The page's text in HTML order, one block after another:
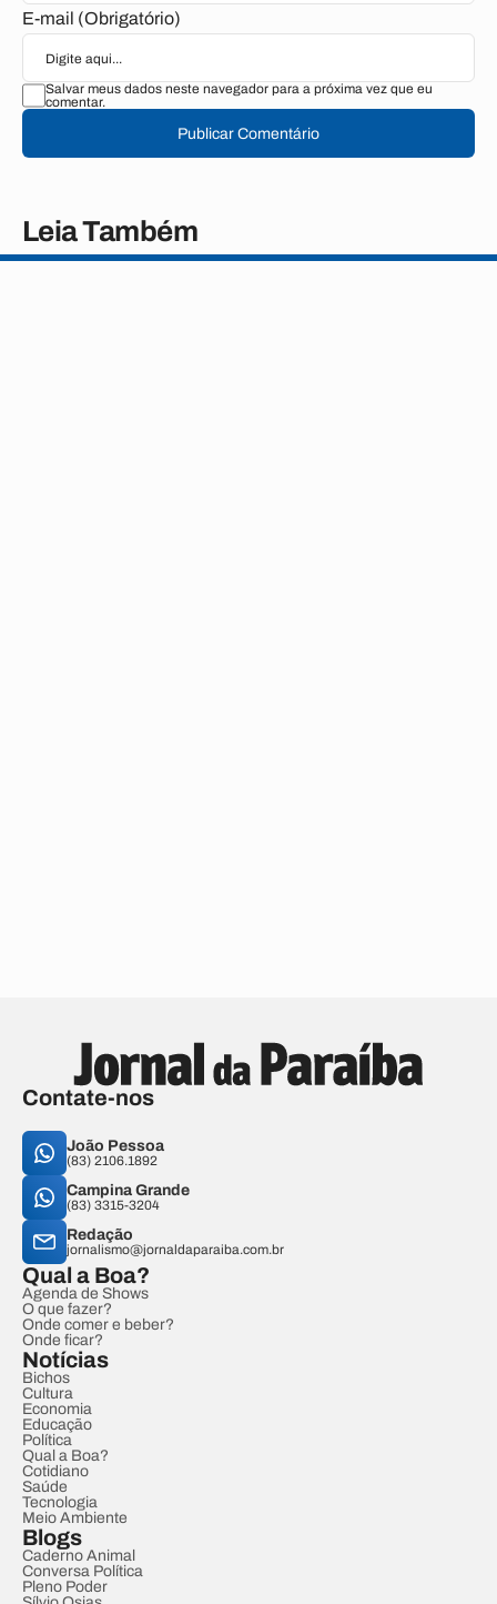
E-mail (Obrigatório)
Salvar meus dados neste navegador para a próxima vez que eu
comentar.
Publicar Comentário
Leia Também
Contate-nos
João Pessoa
(83) 2106.1892
Campina Grande
(83) 3315-3204
Redação
jornalismo@jornaldaparaiba.com.br
Qual a Boa?
Agenda de Shows
O que fazer?
Onde comer e beber?
Onde ficar?
Notícias
Bichos
Cultura
Economia
Educação
Política
Qual a Boa?
Cotidiano
Saúde
Tecnologia
Meio Ambiente
Blogs
Caderno Animal
Conversa Política
Pleno Poder